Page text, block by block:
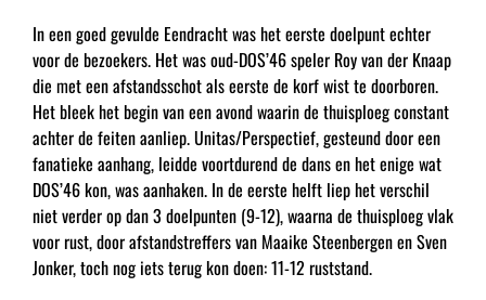
In een goed gevulde Eendracht was het eerste doelpunt echter
voor de bezoekers. Het was oud-DOS’46 speler Roy van der Knaap
die met een afstandsschot als eerste de korf wist te doorboren.
Het bleek het begin van een avond waarin de thuisploeg constant
achter de feiten aanliep. Unitas/Perspectief, gesteund door een
fanatieke aanhang, leidde voortdurend de dans en het enige wat
DOS’46 kon, was aanhaken. In de eerste helft liep het verschil
niet verder op dan 3 doelpunten (9-12), waarna de thuisploeg vlak
voor rust, door afstandstreffers van Maaike Steenbergen en Sven
Jonker, toch nog iets terug kon doen: 11-12 ruststand.